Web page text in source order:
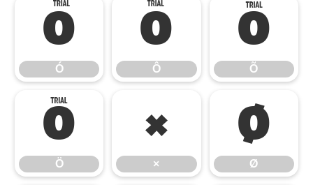
Ó
Ó
Ô
Ô
Õ
Õ
Ö
Ö
×
×
Ø
Ø